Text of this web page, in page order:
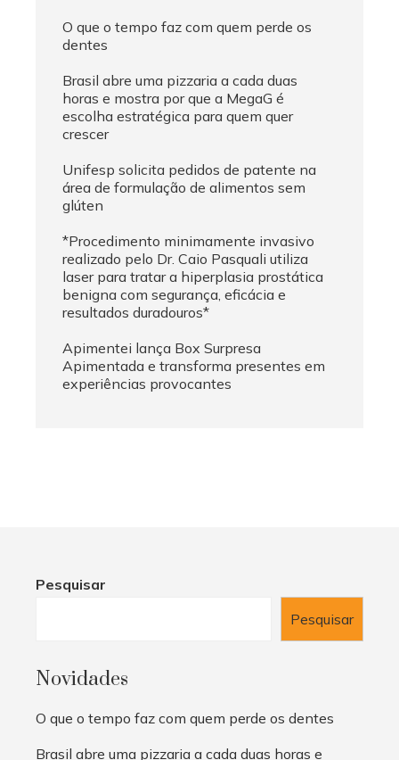
O que o tempo faz com quem perde os
dentes
Brasil abre uma pizzaria a cada duas
horas e mostra por que a MegaG é
escolha estratégica para quem quer
crescer
Unifesp solicita pedidos de patente na
área de formulação de alimentos sem
glúten
*Procedimento minimamente invasivo
realizado pelo Dr. Caio Pasquali utiliza
laser para tratar a hiperplasia prostática
benigna com segurança, eficácia e
resultados duradouros*
Apimentei lança Box Surpresa
Apimentada e transforma presentes em
experiências provocantes
Pesquisar
Pesquisar
Novidades
O que o tempo faz com quem perde os dentes
Brasil abre uma pizzaria a cada duas horas e